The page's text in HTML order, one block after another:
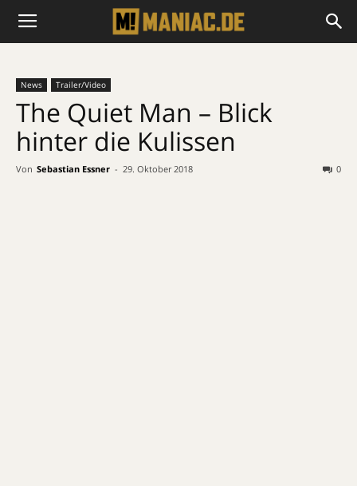
News Trailer/Video
The Quiet Man – Blick
hinter die Kulissen
Von Sebastian Essner - 29. Oktober 2018 0